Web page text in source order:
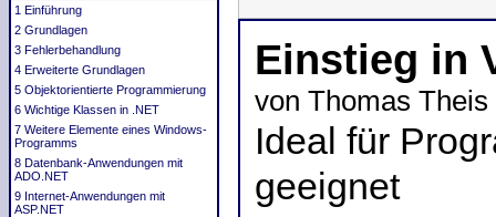
1 Einführung
2 Grundlagen
3 Fehlerbehandlung
4 Erweiterte Grundlagen
5 Objektorientierte Programmierung
6 Wichtige Klassen in .NET
7 Weitere Elemente eines Windows-
Programms
8 Datenbank-Anwendungen mit
ADO.NET
9 Internet-Anwendungen mit
ASP.NET
Einstieg in
von Thomas Theis
Ideal für
geeignet